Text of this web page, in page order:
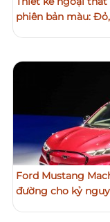
phiên bản màu:
Ford Mustang
đường cho kỷ